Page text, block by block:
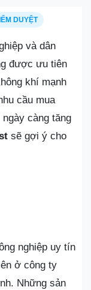
DUYỆT
và dân
được ưu tiên
khí mạnh
cầu mua
ngày càng tăng
sẽ gợi ý cho
nghiệp uy tín
ở công ty
Những sản